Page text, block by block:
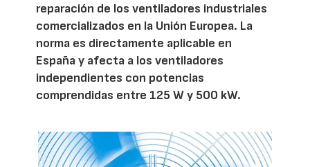
reparación de los ventiladores industriales
comercializados en la Unión Europea. La
norma es directamente aplicable en
España y afecta a los ventiladores
independientes con potencias
comprendidas entre 125 W y 500 kW.